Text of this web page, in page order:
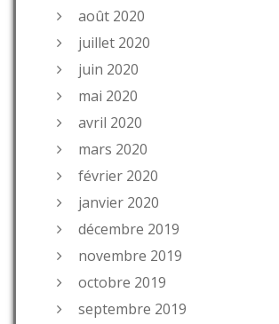
août 2020
juillet 2020
juin 2020
mai 2020
avril 2020
mars 2020
février 2020
janvier 2020
décembre 2019
novembre 2019
octobre 2019
septembre 2019